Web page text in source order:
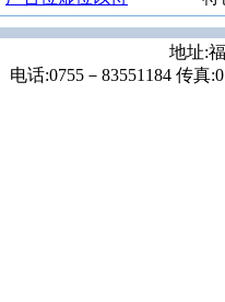
地址:
电话:0755－83551184 传真